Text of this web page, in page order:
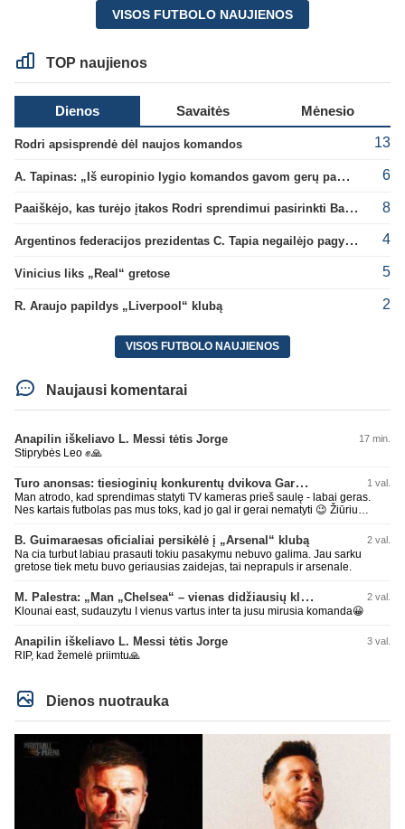
VISOS FUTBOLO NAUJIENOS
TOP naujienos
Dienos Savaitės Mėnesio
Rodri apsisprendė dėl naujos komandos 13
A. Tapinas: „Iš europinio lygio komandos gavom gerų pamokų“ 6
Paaiškėjo, kas turėjo įtakos Rodri sprendimui pasirinkti Barselonos pusę 8
Argentinos federacijos prezidentas C. Tapia negailėjo pagyrų G. Infantino 4
Vinicius liks „Real“ gretose 5
R. Araujo papildys „Liverpool“ klubą 2
VISOS FUTBOLO NAUJIENOS
Naujausi komentarai
Anapilin iškeliavo L. Messi tėtis Jorge 17 min.
Stiprybės Leo ✊🙏
Turo anonsas: tiesioginių konkurentų dvikova Gargžduose 1 val.
Man atrodo, kad sprendimas statyti TV kameras prieš saulę - labai geras.
Nes kartais futbolas pas mus toks, kad jo gal ir gerai nematyti 😉 Žiūriu
kaip alaus butelys, kurį ką tik išmaukiau. Linkėjimai Tadui (slapyvardžiu „apie
nieką“), kuris kiek girdėjau, įpūtė akis varvinančių transliacijų dvasią 😀
B. Guimaraesas oficialiai persikėlė į „Arsenal“ klubą 2 val.
Na cia turbut labiau prasauti tokiu pasakymu nebuvo galima. Jau sarku
gretose tiek metu buvo geriausias zaidejas, tai neprapuls ir arsenale.
M. Palestra: „Man „Chelsea“ – vienas didžiausių klubų futbole“ 2 val.
Klounai east, sudauzytu I vienus vartus inter ta jusu mirusia komanda😀
Anapilin iškeliavo L. Messi tėtis Jorge 3 val.
RIP, kad žemelė priimtu🙏
Dienos nuotrauka